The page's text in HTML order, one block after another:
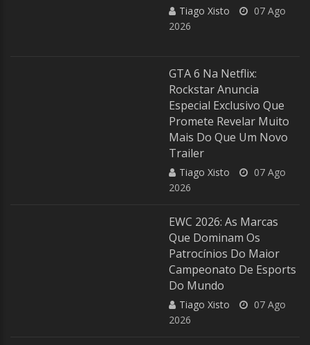
Tiago Xisto
07 Ago
2026
GTA 6 Na Netflix:
Rockstar Anuncia
Especial Exclusivo Que
Promete Revelar Muito
Mais Do Que Um Novo
Trailer
Tiago Xisto
07 Ago
2026
EWC 2026: As Marcas
Que Dominam Os
Patrocínios Do Maior
Campeonato De Esports
Do Mundo
Tiago Xisto
07 Ago
2026